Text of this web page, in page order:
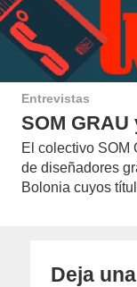
Entrevistas
SOM
El colectivo SOM
de diseñadores
Bolonia cuyos
Deja